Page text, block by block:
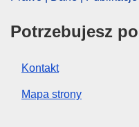
Potrzebujesz
Kontakt
Mapa strony